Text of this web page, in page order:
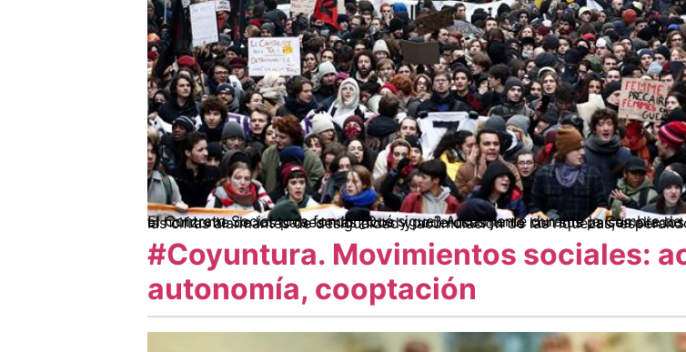
El Contrato Social toca fondo ¿Qué sigue? Anualmente durante la Cumbre de Davos, el Foro Económico Mundial se centra en definir el horizonte de los países más ricos y poderosos junto con sus países aliados. Por otra parte, OXFAM elabora un informa anual sobre las cifras alarmantes de desigualdad y acumulación de las
#Coyuntura. Movimientos sociales:
autonomía, cooptación